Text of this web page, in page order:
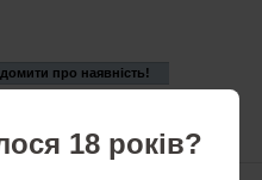
про наявність!
18 років?